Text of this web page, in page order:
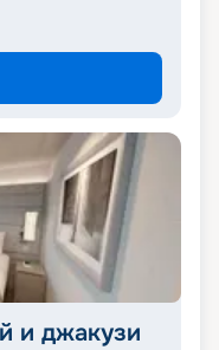
и джакузи